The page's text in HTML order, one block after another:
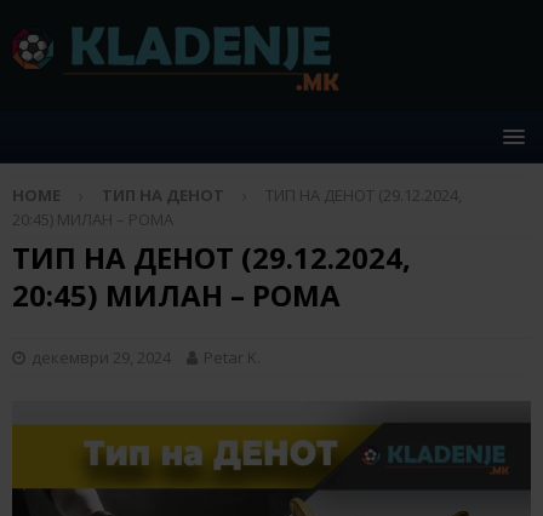
HOME ТИП НА ДЕНОТ
ТИП НА ДЕНОТ (29.12.2024,
20:45) МИЛАН – РОМА
ТИП НА ДЕНОТ (29.12.2024,
20:45) МИЛАН – РОМА
декември 29, 2024 Petar K.